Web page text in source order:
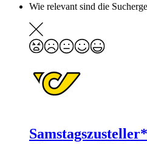
Wie relevant sind die